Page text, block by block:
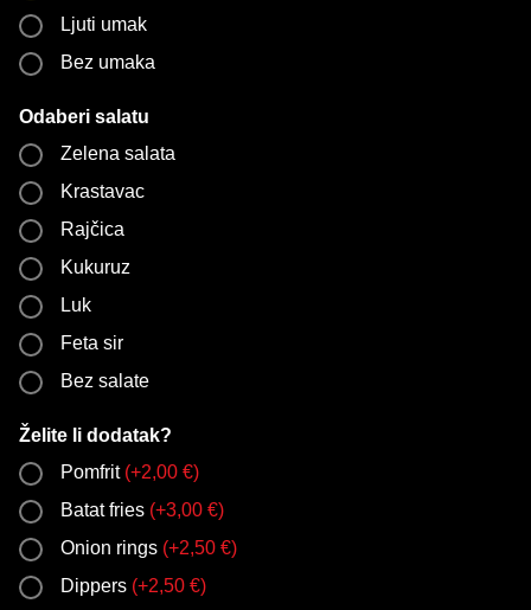
Ljuti umak
Bez umaka
Odaberi salatu
Zelena salata
Krastavac
Rajčica
Kukuruz
Luk
Feta sir
Bez salate
Želite li dodatak?
Pomfrit (+2,00 €)
Batat fries (+3,00 €)
Onion rings (+2,50 €)
Dippers (+2,50 €)